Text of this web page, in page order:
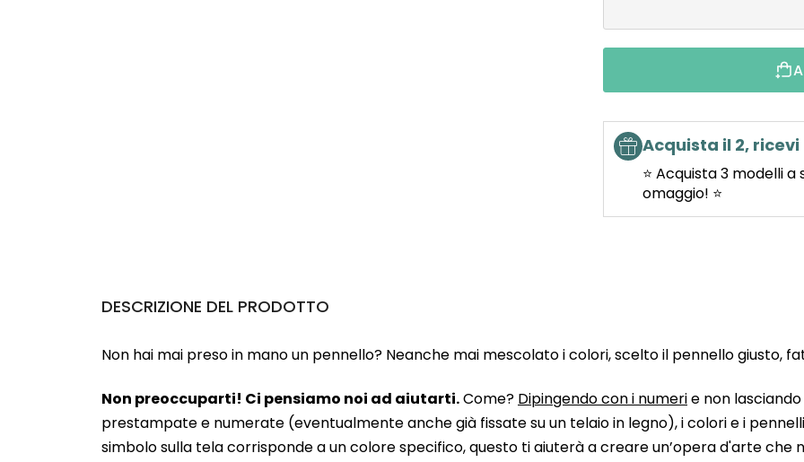
Acquista il 2, ricevi
⭐ Acquista 3 modelli
omaggio! ⭐
DESCRIZIONE DEL PRODOTTO
Non hai mai preso in mano un pennello? Neanche mai mescolato i colori, scelto il pennello giusto,
Non preoccuparti! Ci pensiamo noi ad aiutarti.Come? Dipingendo con i numerie non
prestampate e numerate (eventualmente anche già fissate su un telaio in legno), i colori e i
simbolo sulla tela corrisponde a un colore specifico, questo ti aiuterà a creare un’opera d'arte che